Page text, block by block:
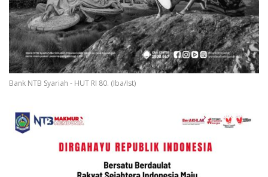
Bank NTB Syariah - HUT RI 80. (Iba/Ist)